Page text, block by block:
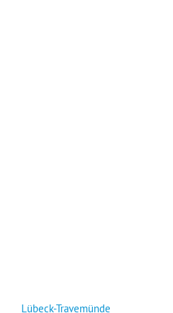
Lübeck-Travemünde